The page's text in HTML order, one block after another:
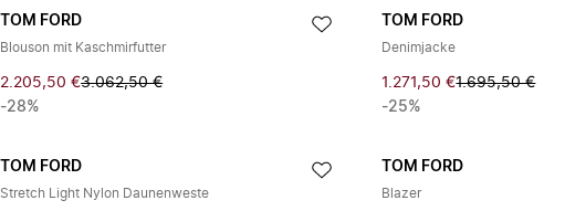
TOM FORD
Blouson mit Kaschmirfutter
2.205,50 €3.062,50 €
-28%
TOM FORD
Denimjacke
1.271,50 €1.695,50 €
-25%
TOM FORD
Stretch Light Nylon Daunenweste
TOM FORD
Blazer